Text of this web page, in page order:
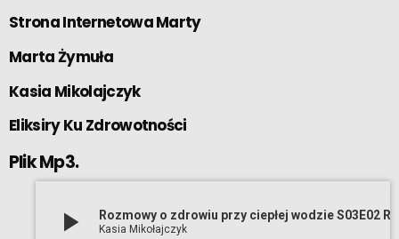
Strona Internetowa Marty
Marta Żymuła
Kasia Mikolajczyk
Eliksiry Ku Zdrowotności
Plik Mp3.
play_arrow Kasia Mikołajczyk